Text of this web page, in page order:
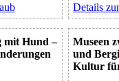
Details
mit Hund –
Museen
und
Kultur